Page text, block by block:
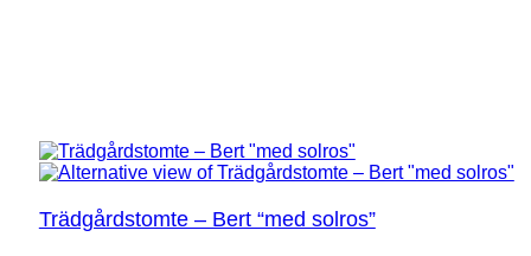
Trädgårdstomte – Bert “med solros”